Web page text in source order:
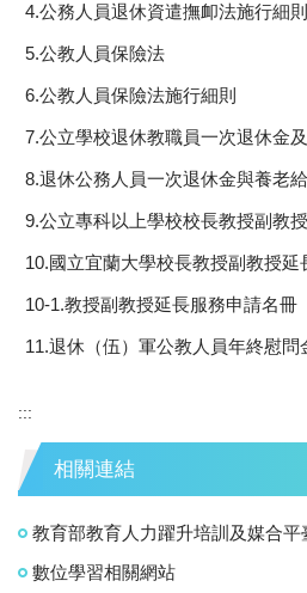
4.公務人員退休資遣撫卹法施行細則
5.公教人員保險法
6.公教人員保險法施行細則
7.公立學校退休教職員一次退休金及養老給付
8.退休公務人員一次退休金與養老給付優
9.公立專科以上學校校長教授副教
10.國立宜蘭大學校長教授副教授延
10-1.教授副教授延長服務申請名冊
11.退休（伍）軍公教人員年終慰問
:::
相關連結
教育部教育人力躍升培訓及媒合平
數位學習相關網站